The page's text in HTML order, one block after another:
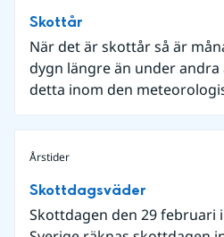
Skottår
När det är skottår så är
dygn längre än under andra
detta inom den
Årstider
Skottdagsväder
Skottdagen den 29 februari